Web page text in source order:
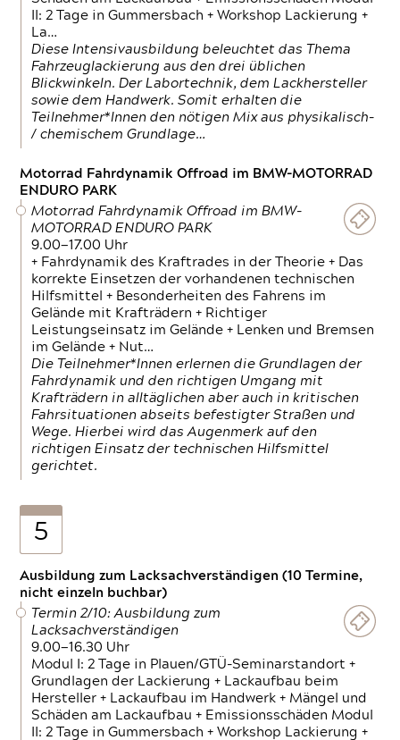
II: 2 Tage in Gummersbach + Workshop Lackierung +
La…
Diese Intensivausbildung beleuchtet das Thema
Fahrzeuglackierung aus den drei üblichen
Blickwinkeln. Der Labortechnik, dem Lackhersteller
sowie dem Handwerk. Somit erhalten die
Teilnehmer*Innen den nötigen Mix aus physikalisch-
/ chemischem Grundlage…
Motorrad Fahrdynamik Offroad im BMW-MOTORRAD
ENDURO PARK
Motorrad Fahrdynamik Offroad im BMW-
MOTORRAD ENDURO PARK
9.00—17.00 Uhr
+ Fahrdynamik des Kraftrades in der Theorie + Das
korrekte Einsetzen der vorhandenen technischen
Hilfsmittel + Besonderheiten des Fahrens im
Gelände mit Krafträdern + Richtiger
Leistungseinsatz im Gelände + Lenken und Bremsen
im Gelände + Nut…
Die Teilnehmer*Innen erlernen die Grundlagen der
Fahrdynamik und den richtigen Umgang mit
Krafträdern in alltäglichen aber auch in kritischen
Fahrsituationen abseits befestigter Straßen und
Wege. Hierbei wird das Augenmerk auf den
richtigen Einsatz der technischen Hilfsmittel
gerichtet.
5
Ausbildung zum Lacksachverständigen (10 Termine,
nicht einzeln buchbar)
Termin 2/10: Ausbildung zum
Lacksachverständigen
9.00—16.30 Uhr
Modul I: 2 Tage in Plauen/GTÜ-Seminarstandort +
Grundlagen der Lackierung + Lackaufbau beim
Hersteller + Lackaufbau im Handwerk + Mängel und
Schäden am Lackaufbau + Emissionsschäden Modul
II: 2 Tage in Gummersbach + Workshop Lackierung +